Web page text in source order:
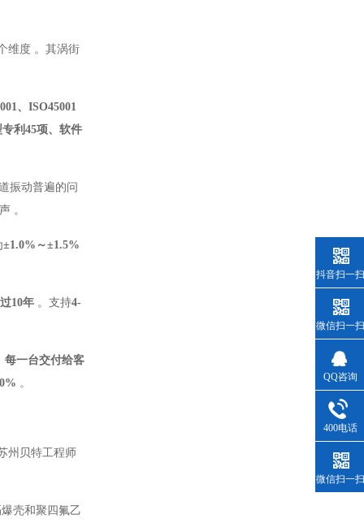
维度 。其涡街
、ISO45001
利45项、软件
振动普遍的问
。
±1.0%～±1.5%
10年 。支持4-
每一台交付给客
。
州贝特工程师
壳和聚四氟乙
抖音扫一扫
微信扫一扫
QQ咨询
400电话
微信扫一扫